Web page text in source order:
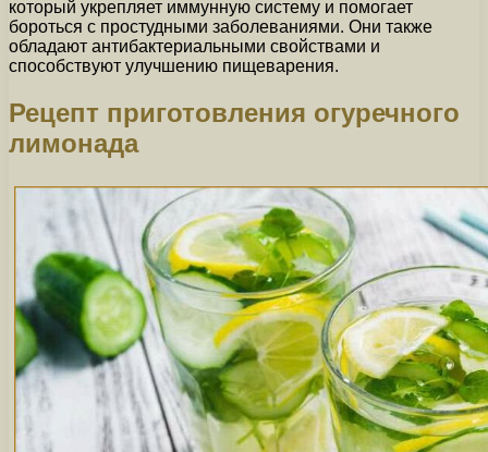
который укрепляет иммунную систему и помогает
бороться с простудными заболеваниями. Они также
обладают антибактериальными свойствами и
способствуют улучшению пищеварения.
Рецепт приготовления огуречного
лимонада